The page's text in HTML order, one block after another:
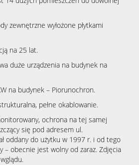
zewnętrzne wyłożone płytkami
na 25 lat.
duże urządzenia na budynek na
na budynek – Piorunochron.
pełne okablowanie.
ochrona na tej samej
się pod adresem ul.
oddany do użytku w 1997 r. i od tego
– obecnie jest wolny od zaraz. Zdjęcia